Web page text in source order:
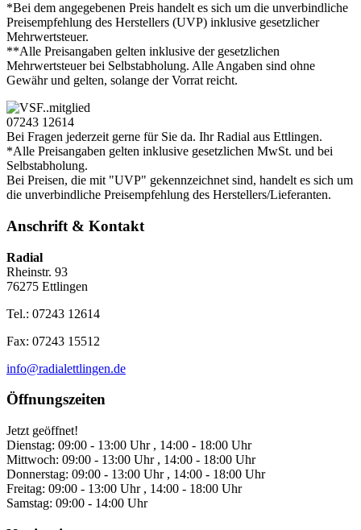
*Bei dem angegebenen Preis handelt es sich um die unverbindliche
Preisempfehlung des Herstellers (UVP) inklusive gesetzlicher
Mehrwertsteuer.
**Alle Preisangaben gelten inklusive der gesetzlichen
Mehrwertsteuer bei Selbstabholung. Alle Angaben sind ohne
Gewähr und gelten, solange der Vorrat reicht.
07243 12614
Bei Fragen jederzeit gerne für Sie da. Ihr Radial aus Ettlingen.
*Alle Preisangaben gelten inklusive gesetzlichen MwSt. und bei
Selbstabholung.
Bei Preisen, die mit "UVP" gekennzeichnet sind, handelt es sich um
die unverbindliche Preisempfehlung des Herstellers/Lieferanten.
Anschrift & Kontakt
Radial
Rheinstr. 93
76275 Ettlingen
Tel.: 07243 12614
Fax: 07243 15512
info@radialettlingen.de
Öffnungszeiten
Jetzt geöffnet!
Dienstag: 09:00 - 13:00 Uhr , 14:00 - 18:00 Uhr
Mittwoch: 09:00 - 13:00 Uhr , 14:00 - 18:00 Uhr
Donnerstag: 09:00 - 13:00 Uhr , 14:00 - 18:00 Uhr
Freitag: 09:00 - 13:00 Uhr , 14:00 - 18:00 Uhr
Samstag: 09:00 - 14:00 Uhr